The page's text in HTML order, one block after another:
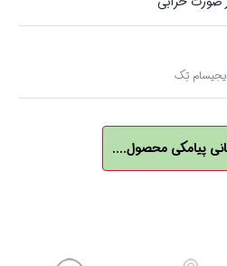
تِک
پیامکی محصول....